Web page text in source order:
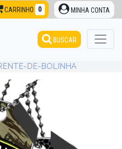
CARRINHO 0 MINHA CONTA
BUSCAR
DE-BOLINHA